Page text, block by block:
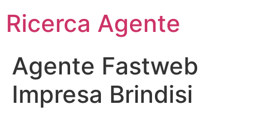
Ricerca Agente
Agente Fastweb
Impresa Brindisi